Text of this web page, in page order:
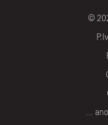
©
...